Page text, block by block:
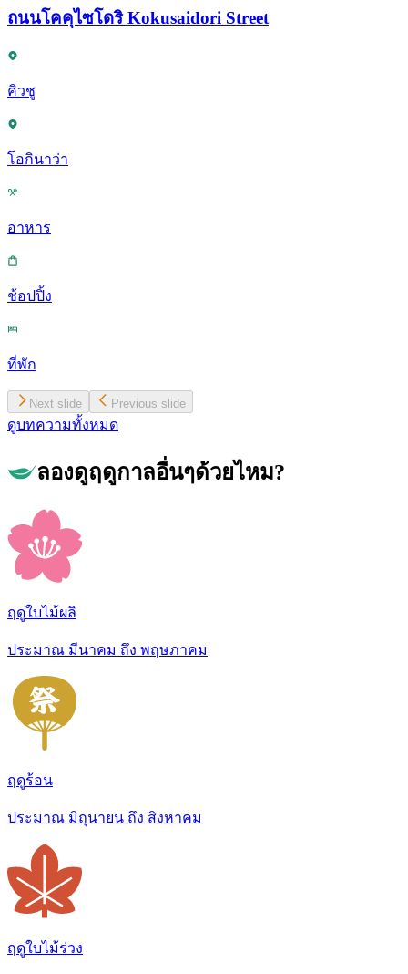
ถนนโคคุไซโดริ Kokusaidori Street
คิวชู
โอกินาว่า
อาหาร
ช้อปปิ้ง
ที่พัก
Next slide Previous slide
ดูบทความทั้งหมด
ลองดูฤดูกาลอื่นๆด้วยไหม?
ฤดูใบไม้ผลิ
ประมาณ มีนาคม ถึง พฤษภาคม
ฤดูร้อน
ประมาณ มิถุนายน ถึง สิงหาคม
ฤดูใบไม้ร่วง